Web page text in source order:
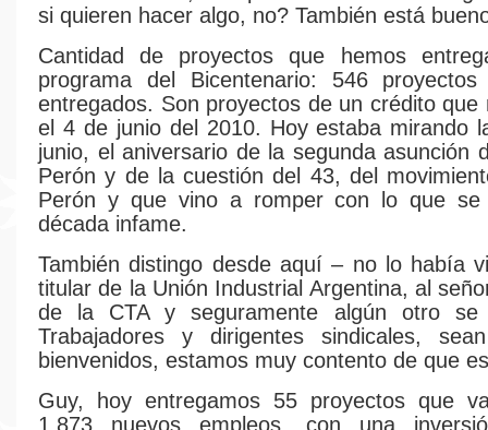
si quieren hacer algo, no? También está
Cantidad de proyectos que hemos
programa del Bicentenario: 546
entregados. Son proyectos de un crédito que
el 4 de junio del 2010. Hoy estaba mirando
junio, el aniversario de la segunda asunción
Perón y de la cuestión del 43, del
Perón y que vino a romper con lo que se
década infame.
También distingo desde aquí – no lo había
titular de la Unión Industrial Argentina, al
de la CTA y seguramente algún otro se
Trabajadores y dirigentes sindicales,
bienvenidos, estamos muy contento de que
Guy, hoy entregamos 55 proyectos que
1.873 nuevos empleos, con una